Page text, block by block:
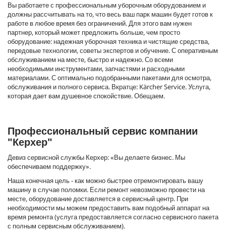
Вы работаете с профессиональным уборочным оборудованием и
должны рассчитывать на то, что весь ваш парк машин будет готов к
работе в любое время без ограничений. Для этого вам нужен
партнер, который может предложить больше, чем просто
оборудование: надежная уборочная техника и чистящие средства,
передовые технологии, советы экспертов и обучение. С оперативным
обслуживанием на месте, быстро и надежно. Со всеми
необходимыми инструментами, запчастями и расходными
материалами. С оптимально подобранными пакетами для осмотра,
обслуживания и полного сервиса. Вкратце: Kärcher Service. Услуга,
которая дает вам душевное спокойствие. Обещаем.
Профессиональный сервис компании
"Керхер"
Девиз сервисной службы Керхер: «Вы делаете бизнес. Мы
обеспечиваем поддержку».
Наша конечная цель - как можно быстрее отремонтировать вашу
машину в случае поломки. Если ремонт невозможно провести на
месте, оборудование доставляется в сервисный центр. При
необходимости мы можем предоставить вам подобный аппарат на
время ремонта (услуга предоставляется согласно сервисного пакета
с полным сервисным обслуживанием).